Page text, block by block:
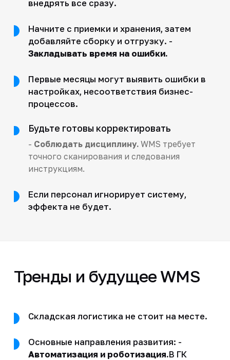
внедрять все сразу.
Начните с приемки и хранения, затем
добавляйте сборку и отгрузку. -
Закладывать время на ошибки.
Первые месяцы могут выявить ошибки в
настройках, несоответствия бизнес-
процессов.
Будьте готовы корректировать
- Соблюдать дисциплину.WMS требует
точного сканирования и следования
инструкциям.
Если персонал игнорирует систему,
эффекта не будет.
Тренды и будущее WMS
Складская логистика не стоит на месте.
Основные направления развития: -
Автоматизация и роботизация.В ГК